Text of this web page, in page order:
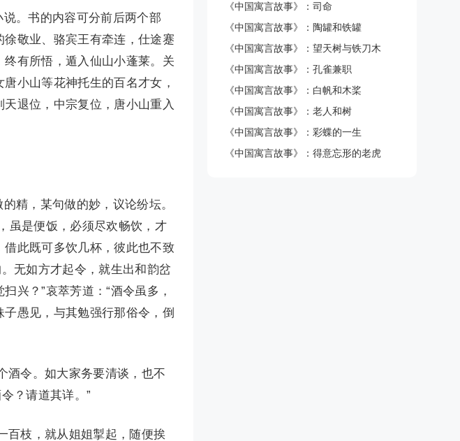
。书的内容可分前后两个部
敬业、骆宾王有牵连，仕途蹇
有所悟，遁入仙山小蓬莱。关
小山等花神托生的百名才女，
退位，中宗复位，唐小山重入
，某句做的妙，议论纷坛。
虽是便饭，必须尽欢畅饮，才
此既可多饮几杯，彼此也不致
无如方才起令，就生出和韵岔
兴？”哀萃芳道：“酒令虽多，
愚见，与其勉强行那俗令，倒
令。如大家务要清谈，也不
？请道其详。”
枝，就从姐姐掣起，随便挨
《中国寓言故事》：司命
《中国寓言故事》：陶罐和铁罐
《中国寓言故事》：望天树与铁刀木
《中国寓言故事》：孔雀兼职
《中国寓言故事》：白帆和木桨
《中国寓言故事》：老人和树
《中国寓言故事》：彩蝶的一生
《中国寓言故事》：得意忘形的老虎